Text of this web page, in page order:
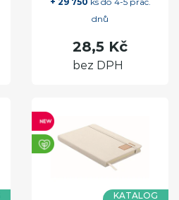
dnů
28,5 Kč
bez DPH
KATALOG